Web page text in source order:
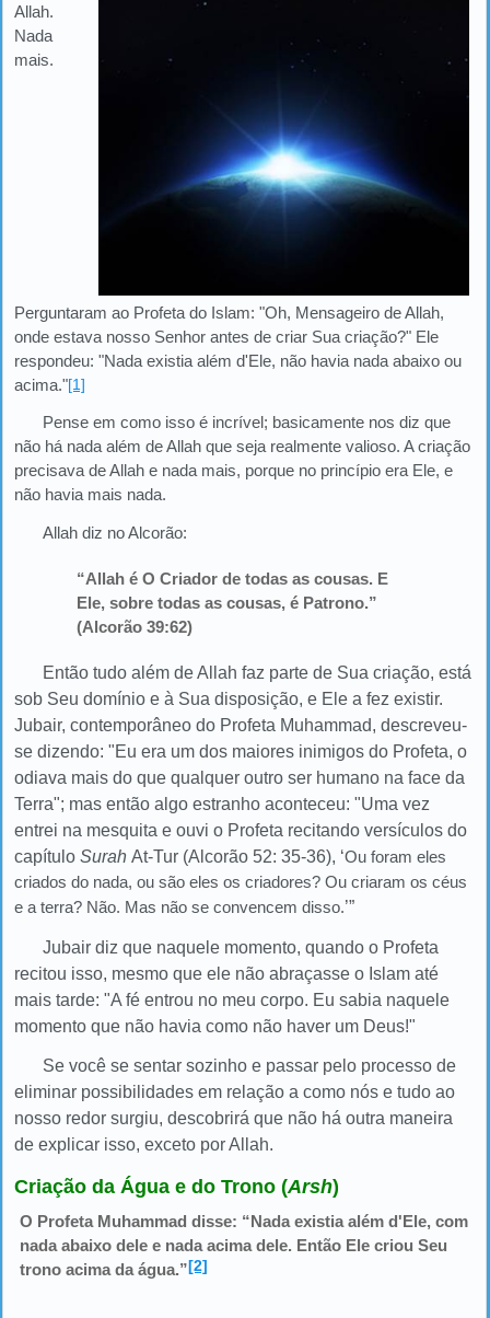
Allah.
Nada
mais.
Perguntaram ao Profeta do Islam: "Oh, Mensageiro de Allah,
onde estava nosso Senhor antes de criar Sua criação?" Ele
respondeu: "Nada existia além d'Ele, não havia nada abaixo ou
acima."[1]
Pense em como isso é incrível; basicamente nos diz que
não há nada além de Allah que seja realmente valioso. A criação
precisava de Allah e nada mais, porque no princípio era Ele, e
não havia mais nada.
Allah diz no Alcorão:
“Allah é O Criador de todas as cousas. E
Ele, sobre todas as cousas, é Patrono.”
(Alcorão 39:62)
Então tudo além de Allah faz parte de Sua criação, está
sob Seu domínio e à Sua disposição, e Ele a fez existir.
Jubair, contemporâneo do Profeta Muhammad, descreveu-
se dizendo: "Eu era um dos maiores inimigos do Profeta, o
odiava mais do que qualquer outro ser humano na face da
Terra"; mas então algo estranho aconteceu: "Uma vez
entrei na mesquita e ouvi o Profeta recitando versículos do
capítulo Surah At-Tur (Alcorão 52: 35-36), ‘Ou foram eles
criados do nada, ou são eles os criadores? Ou criaram os céus
e a terra? Não. Mas não se convencem disso.’”
Jubair diz que naquele momento, quando o Profeta
recitou isso, mesmo que ele não abraçasse o Islam até
mais tarde: "A fé entrou no meu corpo. Eu sabia naquele
momento que não havia como não haver um Deus!"
Se você se sentar sozinho e passar pelo processo de
eliminar possibilidades em relação a como nós e tudo ao
nosso redor surgiu, descobrirá que não há outra maneira
de explicar isso, exceto por Allah.
Criação da Água e do Trono (Arsh)
O Profeta Muhammad disse: “Nada existia além d'Ele, com
nada abaixo dele e nada acima dele. Então Ele criou Seu
trono acima da água.”[2]